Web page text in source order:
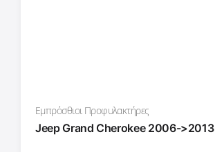
Εμπρόσθιοι Προφυλακτήρες
Jeep Grand Cherokee 2006->2013